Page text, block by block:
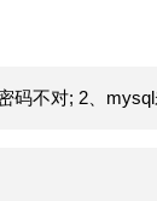
码不对; 2、mysql